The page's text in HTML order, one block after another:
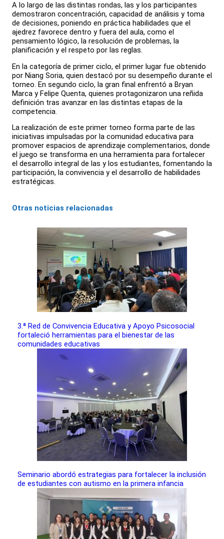
A lo largo de las distintas rondas, las y los participantes
demostraron concentración, capacidad de análisis y toma
de decisiones, poniendo en práctica habilidades que el
ajedrez favorece dentro y fuera del aula, como el
pensamiento lógico, la resolución de problemas, la
planificación y el respeto por las reglas.
En la categoría de primer ciclo, el primer lugar fue obtenido
por Niang Soria, quien destacó por su desempeño durante el
torneo. En segundo ciclo, la gran final enfrentó a Bryan
Marca y Felipe Quenta, quienes protagonizaron una reñida
definición tras avanzar en las distintas etapas de la
competencia.
La realización de este primer torneo forma parte de las
iniciativas impulsadas por la comunidad educativa para
promover espacios de aprendizaje complementarios, donde
el juego se transforma en una herramienta para fortalecer
el desarrollo integral de las y los estudiantes, fomentando la
participación, la convivencia y el desarrollo de habilidades
estratégicas.
Otras noticias relacionadas
3.ª Red de Convivencia Educativa y Apoyo Psicosocial
fortaleció herramientas para el bienestar de las
comunidades educativas
Seminario abordó estrategias para fortalecer la inclusión
de estudiantes con autismo en la primera infancia